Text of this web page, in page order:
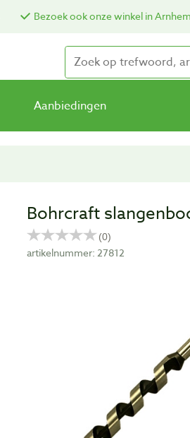
Bezoek ook onze winkel in Arnhem
Aanbiedingen
Bohrcraft
artikelnummer: 27812